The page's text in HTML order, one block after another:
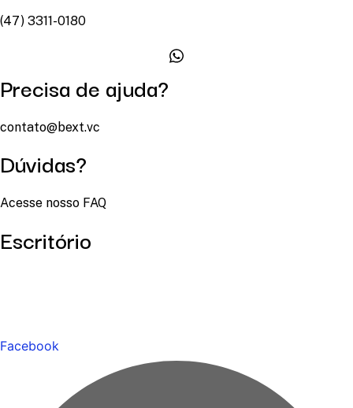
(47) 3311-0180
Precisa de ajuda?
contato@bext.vc
Dúvidas?
Acesse nosso FAQ
Escritório
Facebook